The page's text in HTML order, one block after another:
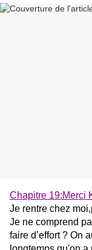
Chapitre 19:Merci
Je rentre chez
Je ne comprend
faire d’effort ? On